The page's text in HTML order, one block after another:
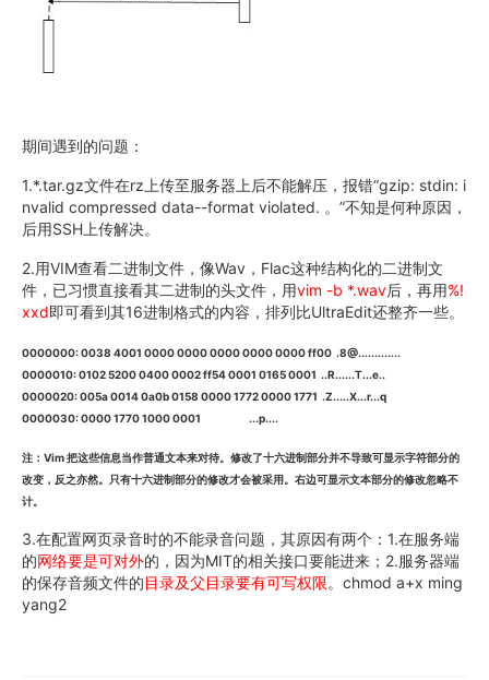
期间遇到的问题：
1.*.tar.gz文件在rz上传至服务器上后不能解压，报错“gzip: stdin: i
nvalid compressed data--format violated. 。”不知是何种原因，
后用SSH上传解决。
2.用VIM查看二进制文件，像Wav，Flac这种结构化的二进制文
件，已习惯直接看其二进制的头文件，用vim -b *.wav后，再用%!
xxd即可看到其16进制格式的内容，排列比UltraEdit还整齐一些。
0000000: 0038 4001 0000 0000 0000 0000 0000 ff00 .8@.............
0000010: 0102 5200 0400 0002 ff54 0001 0165 0001 ..R......T...e..
0000020: 005a 0014 0a0b 0158 0000 1772 0000 1771 .Z.....X...r...q
0000030: 0000 1770 1000 0001 ...p....
注：Vim 把这些信息当作普通文本来对待。修改了十六进制部分并不导致可显示字符部分的
改变，反之亦然。只有十六进制部分的修改才会被采用。右边可显示文本部分的修改忽略不
计。
3.在配置网页录音时的不能录音问题，其原因有两个：1.在服务端
的网络要是可对外的，因为MIT的相关接口要能进来；2.服务器端
的保存音频文件的目录及父目录要有可写权限。chmod a+x ming
yang2